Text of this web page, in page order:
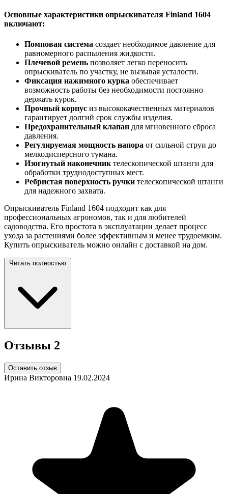
Основные характеристики опрыскивателя Finland 1604
включают:
Помповая система создает необходимое давление для
равномерного распыления жидкости.
Плечевой ремень позволяет легко переносить
опрыскиватель по участку, не вызывая усталости.
Фиксация нажимного курка обеспечивает
возможность работы без необходимости постоянно
держать курок.
Прочный корпус из высококачественных материалов
гарантирует долгий срок службы изделия.
Предохранительный клапан для мгновенного сброса
давления.
Регулируемая мощность напора от сильной струи до
мелкодисперсного тумана.
Изогнутый наконечник телескопической штанги для
обработки труднодоступных мест.
Ребристая поверхность ручки телескопической штанги
для надежного захвата.
Опрыскиватель Finland 1604 подходит как для
профессиональных агрономов, так и для любителей
садоводства. Его простота в эксплуатации делает процесс
ухода за растениями более эффективным и менее трудоемким.
Купить опрыскиватель можно онлайн с доставкой на дом.
Читать полностью
Отзывы 2
Оставить отзыв
Ирина Викторовна 19.02.2024